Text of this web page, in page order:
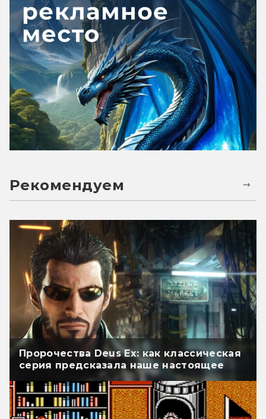
Рекомендуем
Пророчества Deus Ex: как классическая
серия предсказала наше настоящее